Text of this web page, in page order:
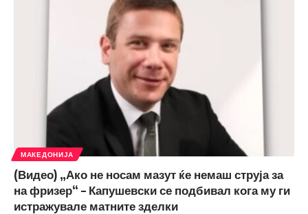
МАКЕДОНИЈА
(Видео) „Ако не носам мазут ќе немаш струја за
на фризер“ – Капушевски се подбивал кога му ги
истражувале матните зделки